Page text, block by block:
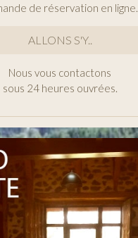
de réservation en ligne.
ALLONS S'Y..
Nous vous contactons
sous 24 heures ouvrées.